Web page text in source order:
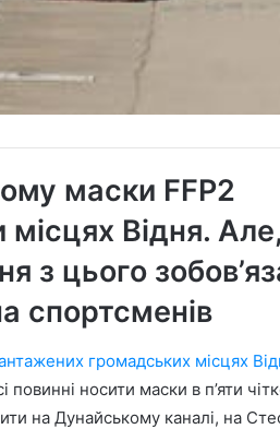
маски FFP2
місцях Відня.
з цього
спортсменів
громадських місцях
носити маски в п’яти
на Дунайському каналі, на